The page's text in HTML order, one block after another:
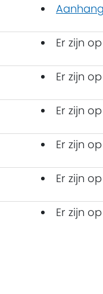
Er zijn
Er zijn
Er zijn
Er zijn
Er zijn
Er zijn